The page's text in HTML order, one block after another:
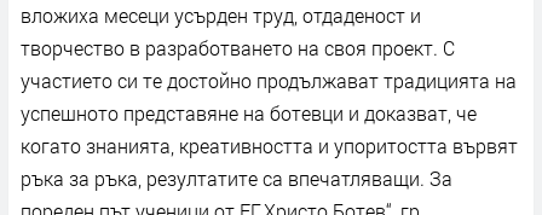
вложиха месеци усърден труд, отдаденост и
творчество в разработването на своя проект. С
участието си те достойно продължават традицията на
успешното представяне на ботевци и доказват, че
когато знанията, креативността и упоритостта вървят
ръка за ръка, резултатите са впечатляващи. За